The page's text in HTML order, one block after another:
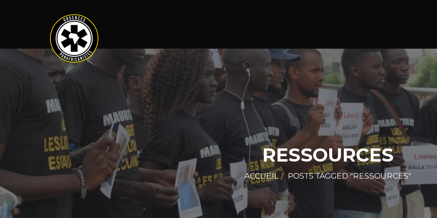
RESSOURCES
ACCUEIL POSTS TAGGED "RESSOURCES"